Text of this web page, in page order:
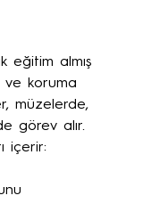
eğitim almış
ve koruma
müzelerde,
görev alır.
içerir: